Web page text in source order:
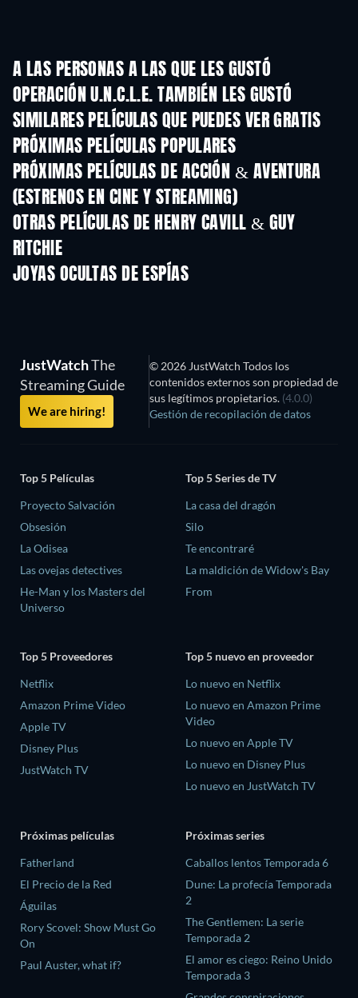
A LAS PERSONAS A LAS QUE LES GUSTÓ
OPERACIÓN U.N.C.L.E. TAMBIÉN LES GUSTÓ
SIMILARES PELÍCULAS QUE PUEDES VER GRATIS
PRÓXIMAS PELÍCULAS POPULARES
PRÓXIMAS PELÍCULAS DE ACCIÓN & AVENTURA
(ESTRENOS EN CINE Y STREAMING)
OTRAS PELÍCULAS DE HENRY CAVILL & GUY
RITCHIE
JOYAS OCULTAS DE ESPÍAS
JustWatchThe
Streaming Guide
We are hiring!
© 2026 JustWatch Todos los
contenidos externos son propiedad de
sus legítimos propietarios. (4.0.0)
Gestión de recopilación de datos
Top 5 Películas
Proyecto Salvación
Obsesión
La Odisea
Las ovejas detectives
He-Man y los Masters del
Universo
Top 5 Series de TV
La casa del dragón
Silo
Te encontraré
La maldición de Widow's Bay
From
Top 5 Proveedores
Netflix
Amazon Prime Video
Apple TV
Disney Plus
JustWatch TV
Top 5 nuevo en proveedor
Lo nuevo en Netflix
Lo nuevo en Amazon Prime
Video
Lo nuevo en Apple TV
Lo nuevo en Disney Plus
Lo nuevo en JustWatch TV
Próximas películas
Fatherland
El Precio de la Red
Águilas
Rory Scovel: Show Must Go
On
Paul Auster, what if?
Próximas series
Caballos lentos Temporada 6
Dune: La profecía Temporada
2
The Gentlemen: La serie
Temporada 2
El amor es ciego: Reino Unido
Temporada 3